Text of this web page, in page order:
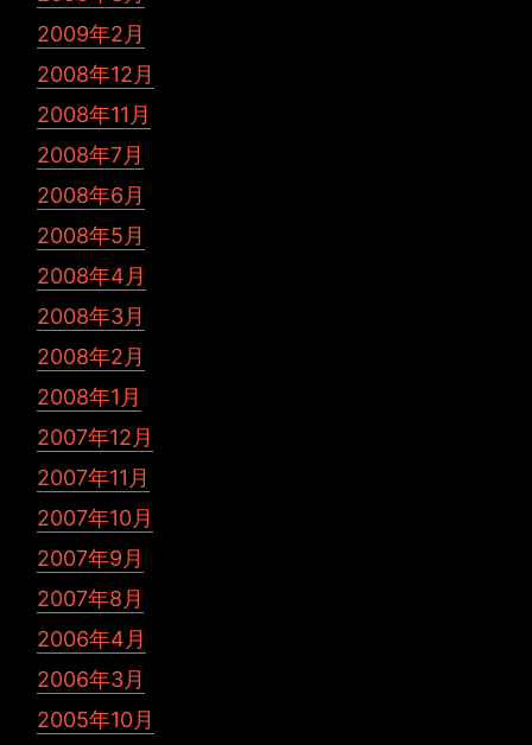
2009年2月
2008年12月
2008年11月
2008年7月
2008年6月
2008年5月
2008年4月
2008年3月
2008年2月
2008年1月
2007年12月
2007年11月
2007年10月
2007年9月
2007年8月
2006年4月
2006年3月
2005年10月